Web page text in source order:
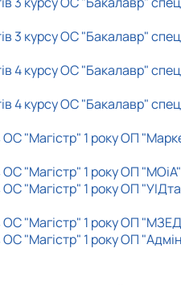
3 курсу ОС "Бакалавр"
4 курсу ОС "Бакалавр"
4 курсу ОС "Бакалавр"
ОС "Магістр" 1 року ОП
ОС "Магістр" 1 року ОП "МОіА"
ОС "Магістр" 1 року ОП "УІДта
ОС "Магістр" 1 року ОП
"Магістр" 1 року ОП